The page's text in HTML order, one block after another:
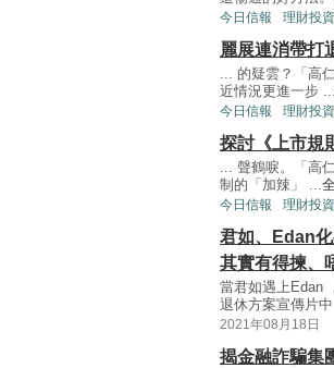
今日信報 理財投資
麗展連消帶打
... 的疑雲？「高仁
近情況更進一步 ...
今日信報 理財投資
探討《上市規
... 聲鶴唳。「高仁
制的「加辣」 ...
今日信報 理財投資
君如、Edan
其實有得揀、
當君如遇上Edan
退休方案宣傳片
2021年08月18日
揭金融詐騙集